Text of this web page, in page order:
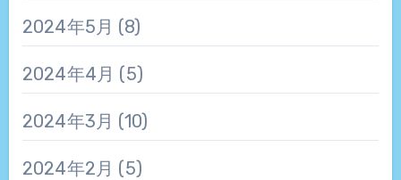
2024年5月 (8)
2024年4月 (5)
2024年3月 (10)
2024年2月 (5)